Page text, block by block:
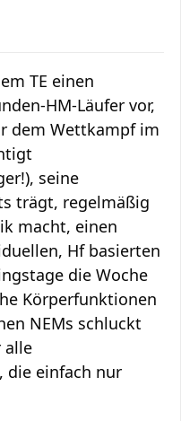
TE einen
HM-Läufer vor,
dem Wettkampf im
seine
trägt, regelmäßig
macht, einen
Hf basierten
die Woche
Körperfunktionen
NEMs schluckt
alle
die einfach nur